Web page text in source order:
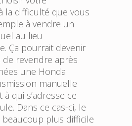
la difficulté que vous
à vendre un
au lieu
Ça pourrait devenir
revendre après
une Honda
manuelle
qui s’adresse ce
Dans ce cas-ci, le
beaucoup plus difficile